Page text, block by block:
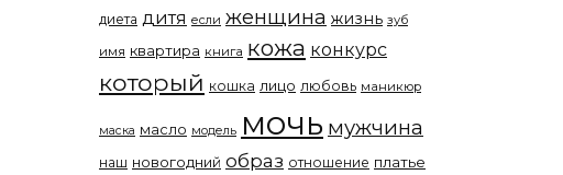
диета дитя если женщина жизнь зуб
имя квартира книга кожа конкурс
который кошка лицо любовь маникюр
маска масло модель мочь мужчина
наш новогодний образ отношение платье